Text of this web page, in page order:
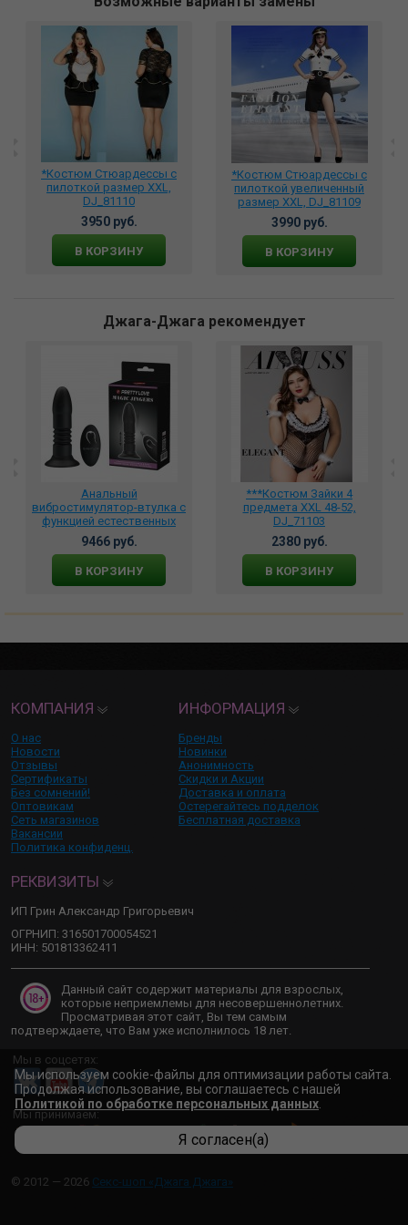
*Костюм Cтюардессы с
пилоткой размер XXL,
DJ_81110
3950 руб.
В КОРЗИНУ
*Костюм Cтюардессы с
пилоткой увеличенный
размер XXL, DJ_81109
3990 руб.
В КОРЗИНУ
Джага-Джага рекомендует
Анальный
вибростимулятор-втулка с
функцией естественных
фрикций Magic Jingers на
пульте ДУ, BI-014595W
9466 руб.
В КОРЗИНУ
***Костюм Зайки 4
предмета XXL 48-52,
DJ_71103
2380 руб.
В КОРЗИНУ
КОМПАНИЯ
О нас
Новости
Отзывы
Сертификаты
Без сомнений!
Оптовикам
Сеть магазинов
Вакансии
Политика конфиденц.
ИНФОРМАЦИЯ
Бренды
Новинки
Анонимность
Скидки и Акции
Доставка и оплата
Остерегайтесь подделок
Бесплатная доставка
РЕКВИЗИТЫ
ИП Грин Александр Григорьевич
ОГРНИП: 316501700054521
ИНН: 501813362411
Данный сайт содержит материалы для взрослых,
которые неприемлемы для несовершеннолетних.
Просматривая этот сайт, Вы тем самым
подтверждаете, что Вам уже исполнилось 18 лет.
Мы в соцсетях:
Мы принимаем:
© 2012 — 2026 Секс-шоп «Джага Джага»
Мы используем cookie-файлы для оптимизации работы сайта.
Продолжая использование, вы соглашаетесь с нашей
Политикой по обработке персональных данных
Я согласен(а)